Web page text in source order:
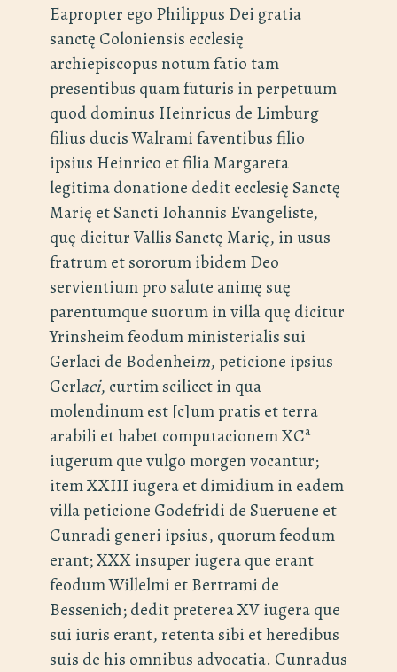
Eapropter ego Philippus Dei gratia
sanctę Coloniensis ecclesię
archiepiscopus notum fatio tam
presentibus quam futuris in perpetuum
quod dominus Heinricus de Limburg
filius ducis Walrami faventibus filio
ipsius Heinrico et filia Margareta
legitima donatione dedit ecclesię Sanctę
Marię et Sancti Iohannis Evangeliste,
quę dicitur Vallis Sanctę Marię, in usus
fratrum et sororum ibidem Deo
servientium pro salute animę suę
parentumque suorum in villa quę dicitur
Yrinsheim feodum ministerialis sui
Gerlaci de Bodenheim, peticione ipsius
Gerlaci, curtim scilicet in qua
molendinum est [c]um pratis et terra
arabili et habet computacionem XCa
iugerum que vulgo morgen vocantur;
item XXIII iugera et dimidium in eadem
villa peticione Godefridi de Sueruene et
Cunradi generi ipsius, quorum feodum
erant; XXX insuper iugera que erant
feodum Willelmi et Bertrami de
Bessenich; dedit preterea XV iugera que
sui iuris erant, retenta sibi et heredibus
suis de his omnibus advocatia. Cunradus